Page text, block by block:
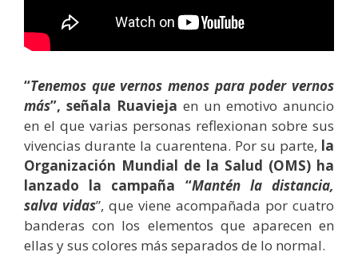
“Tenemos que vernos menos para poder vernos
más”, señala Ruavieja en un emotivo anuncio
en el que varias personas reflexionan sobre sus
vivencias durante la cuarentena. Por su parte, la
Organización Mundial de la Salud (OMS) ha
lanzado la campaña “Mantén la distancia,
salva vidas”, que viene acompañada por cuatro
banderas con los elementos que aparecen en
ellas y sus colores más separados de lo normal.